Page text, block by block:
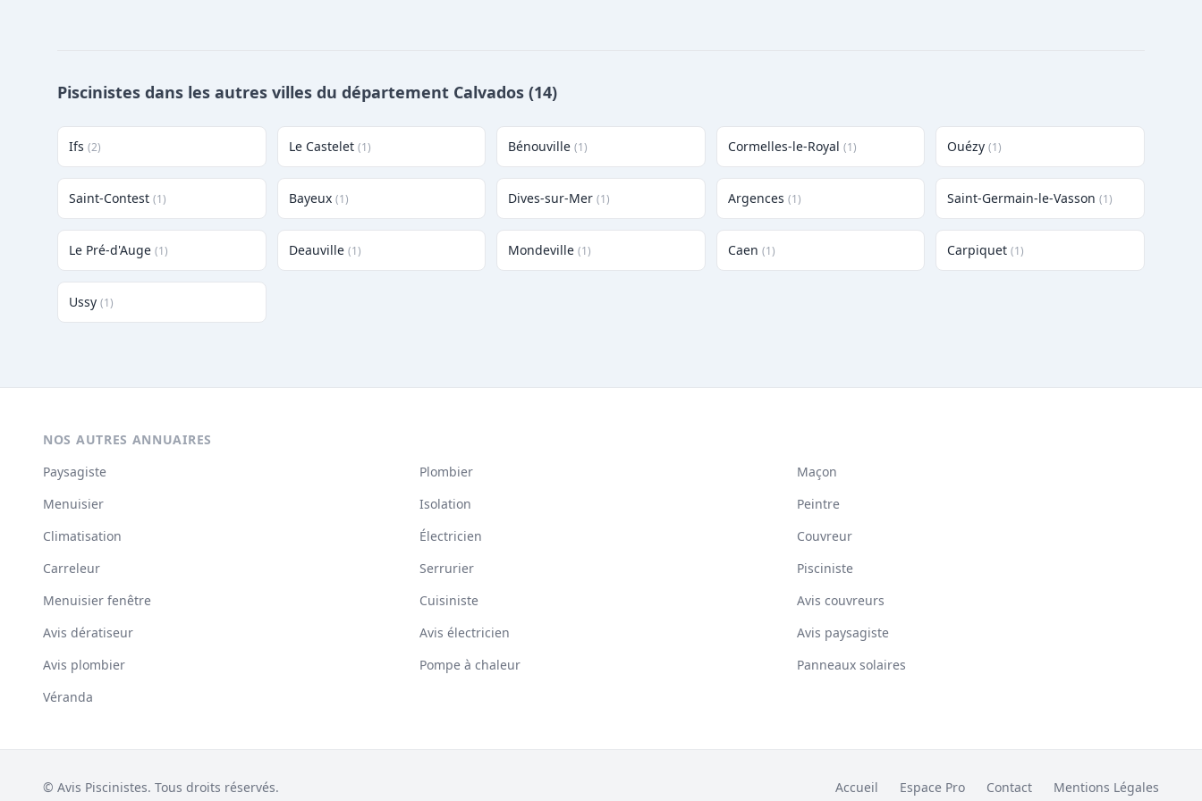
Piscinistes dans les autres villes du département Calvados (14)
Ifs (2) Le Castelet (1) Bénouville (1) Cormelles-le-Royal (1) Ouézy (1)
Saint-Contest (1) Bayeux (1) Dives-sur-Mer (1) Argences (1) Saint-Germain-le-Vasson (1)
Le Pré-d'Auge (1) Deauville (1) Mondeville (1) Caen (1) Carpiquet (1)
Ussy (1)
NOS AUTRES ANNUAIRES
Paysagiste
Plombier
Maçon
Menuisier
Isolation
Peintre
Climatisation
Électricien
Couvreur
Carreleur
Serrurier
Pisciniste
Menuisier fenêtre
Cuisiniste
Avis couvreurs
Avis dératiseur
Avis électricien
Avis paysagiste
Avis plombier
Pompe à chaleur
Panneaux solaires
Véranda
© Avis Piscinistes. Tous droits réservés. Accueil Espace Pro Contact Mentions Légales